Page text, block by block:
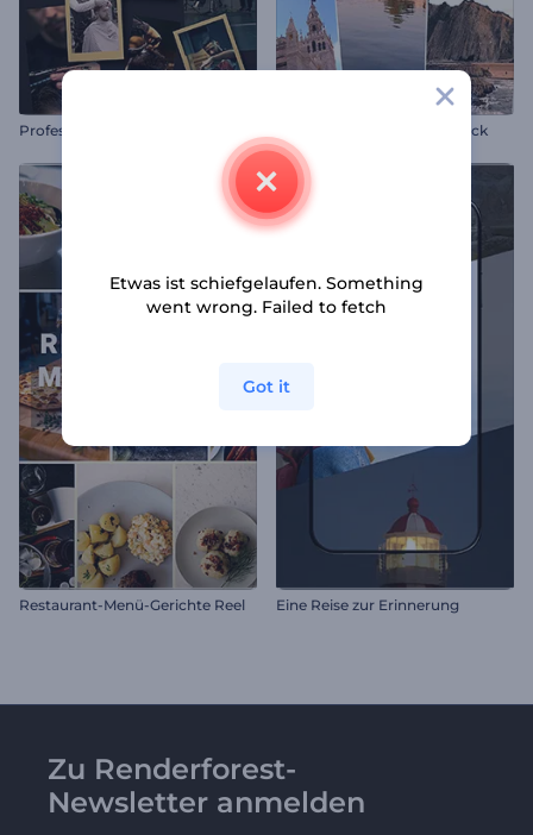
Professionelles Friseursalon Reel Reiseerinnerungen Flashback
Restaurant-Menü-Gerichte Reel Eine Reise zur Erinnerung
Zu Renderforest-
Newsletter anmelden
Etwas ist schiefgelaufen. Something
went wrong. Failed to fetch
Got it